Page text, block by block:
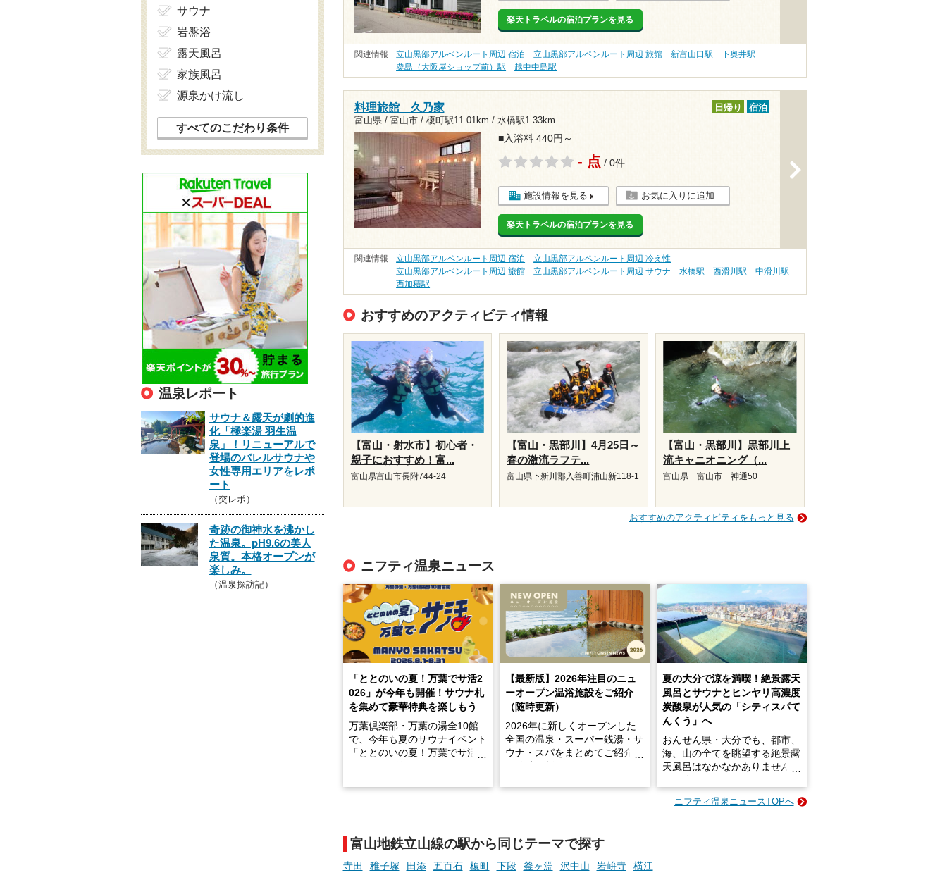
楽天トラベルの宿泊プランを見る
関連情報 立山黒部アルペンルート周辺 宿泊 立山黒部アルペンルート周辺 旅館 新富山口駅
下奥井駅
粟島（大阪屋ショップ前）駅
越中中島駅
料理旅館 久乃家
富山県 / 富山市 / 榎町駅11.01km / 水橋駅1.33km
日帰り 宿泊
■入浴料 440円～
- 点 / 0件
施設情報を見る お気に入りに追加
楽天トラベルの宿泊プランを見る
関連情報 立山黒部アルペンルート周辺 宿泊
立山黒部アルペンルート周辺 冷え性
立山黒部アルペンルート周辺 旅館
立山黒部アルペンルート周辺 サウナ 水橋駅 西滑川駅
中滑川駅
西加積駅
おすすめのアクティビティ情報
【富山・射水市】初心者・
親子におすすめ！富...
富山県富山市長附744-24
【富山・黒部川】4月25日～
春の激流ラフテ...
富山県下新川郡入善町浦山新118-1
【富山・黒部川】黒部川上
流キャニオニング（...
富山県 富山市 神通50
おすすめのアクティビティをもっと見る
ニフティ温泉ニュース
「ととのいの夏！万葉でサ活2
026」が今年も開催！サウナ札
を集めて豪華特典を楽しもう
万葉倶楽部・万葉の湯全10館
で、今年も夏のサウナイベント
「ととのいの夏！万葉でサ活2
2026年8月1日（土）～8月31
札」を集めることで、オリジナ
ルグッズや無料券などの特典と
交換可能。
【最新版】2026年注目のニュ
ーオープン温浴施設をご紹介
（随時更新）
2026年に新しくオープンした
全国の温泉・スーパー銭湯・サ
ウナ・スパをまとめてご紹介！
天然温泉や露天風呂、注目のサ
現地取材記事もあわせて紹介し
ていますので、気になる施設は
ぜひチェックして次のおでかけ
夏の大分で涼を満喫！絶景露天
風呂とサウナとヒンヤリ高濃度
炭酸泉が人気の「シティスパて
んくう」へ
おんせん県・大分でも、都市、
海、山の全てを眺望する絶景露
天風呂はなかなかありません。
を新設した「シティスパてんく
ニフティ温泉ニュースTOPへ
富山地鉄立山線の駅から同じテーマで探す
寺田 稚子塚 田添 五百石 榎町 下段 釜ヶ淵 沢中山 岩峅寺 横江
サウナ
岩盤浴
露天風呂
家族風呂
源泉かけ流し
すべてのこだわり条件
温泉レポート
サウナ＆露天が劇的進
化「極楽湯 羽生温
泉」！リニューアルで
登場のバレルサウナや
女性専用エリアをレポ
ート
（突レポ）
奇跡の御神水を沸かし
た温泉。pH9.6の美人
泉質。本格オープンが
楽しみ。
（温泉探訪記）